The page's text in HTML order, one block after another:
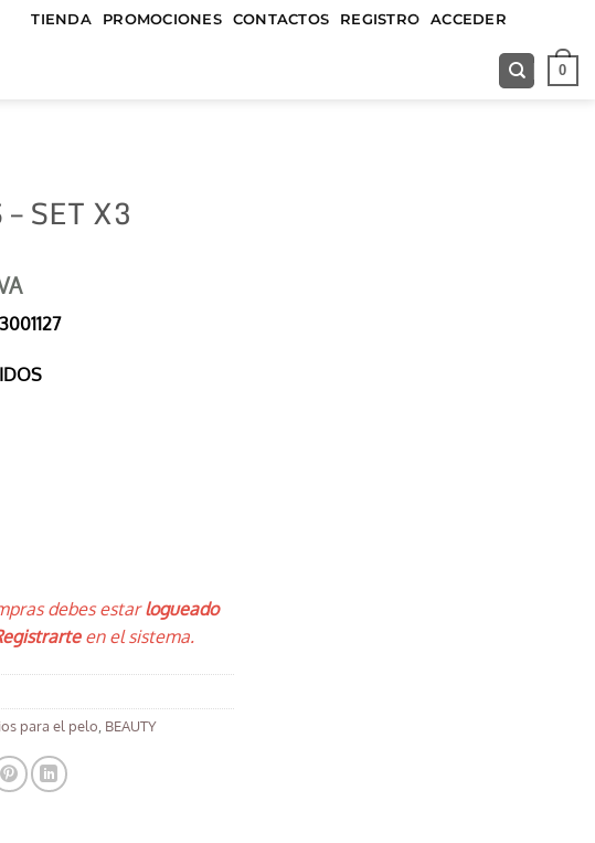
TIENDA PROMOCIONES CONTACTOS REGISTRO ACCEDER
0
SET X3
debes estarlogueado
en el sistema.
para el pelo BEAUTY